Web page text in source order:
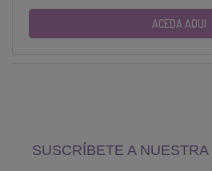
ACEDA AQUI